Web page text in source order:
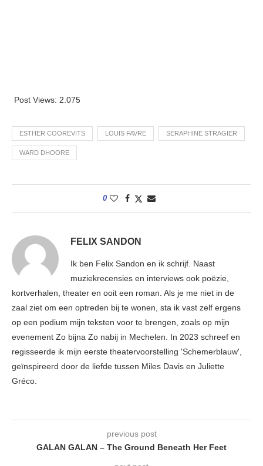
Post Views: 2.075
ESTHER COOREVITS LOUIS FAVRE SERAPHINE STRAGIER
WARD DHOORE
0
FELIX SANDON
Ik ben Felix Sandon en ik schrijf. Naast
muziekrecensies en interviews ook poëzie,
kortverhalen, theater en ooit een roman. Als je me niet in de
zaal ziet om een optreden bij te wonen, sta ik vast zelf ergens
op een podium mijn teksten voor te brengen, zoals op mijn
evenement Zo bijna Zo nabij in Mechelen. In 2023 schreef en
regisseerde ik mijn eerste theatervoorstelling 'Schemerblauw',
geïnspireerd door de liefde tussen Miles Davis en Juliette
Gréco.
previous post
GALAN GALAN – The Ground Beneath Her Feet